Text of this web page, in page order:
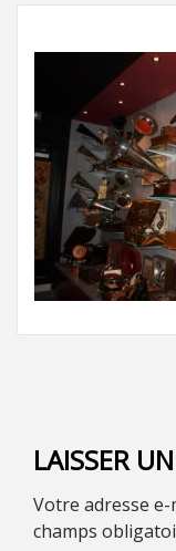
LAISSER
Votre adresse
champs